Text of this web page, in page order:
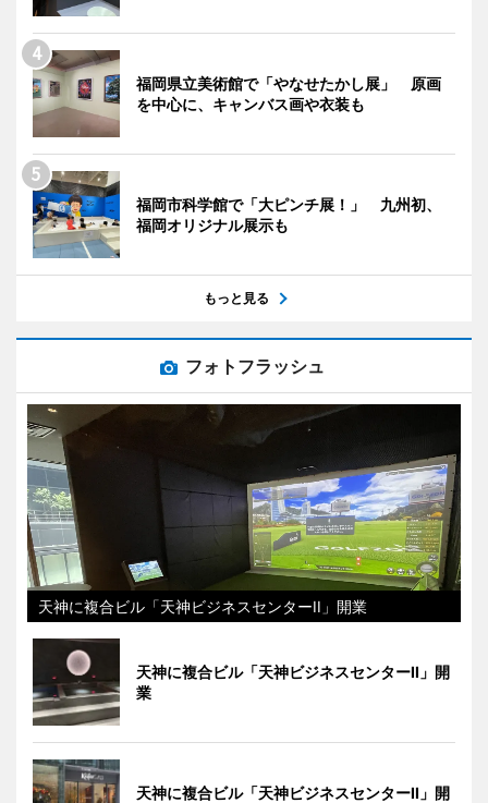
福岡県立美術館で「やなせたかし展」 原画
を中心に、キャンバス画や衣装も
福岡市科学館で「大ピンチ展！」 九州初、
福岡オリジナル展示も
もっと見る
フォトフラッシュ
天神に複合ビル「天神ビジネスセンターII」開業
天神に複合ビル「天神ビジネスセンターII」開
業
天神に複合ビル「天神ビジネスセンターII」開